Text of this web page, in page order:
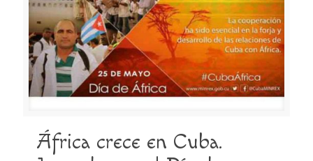
África crece en Cuba.